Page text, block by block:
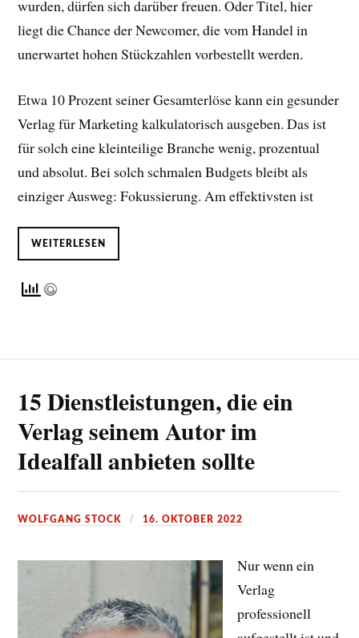
wurden, dürfen sich darüber freuen. Oder Titel, hier
liegt die Chance der Newcomer, die vom Handel in
unerwartet hohen Stückzahlen vorbestellt werden.
Etwa 10 Prozent seiner Gesamterlöse kann ein gesunder
Verlag für Marketing kalkulatorisch ausgeben. Das ist
für solch eine kleinteilige Branche wenig, prozentual
und absolut. Bei solch schmalen Budgets bleibt als
einziger Ausweg: Fokussierung. Am effektivsten ist
WEITERLESEN
15 Dienstleistungen, die ein
Verlag seinem Autor im
Idealfall anbieten sollte
WOLFGANG STOCK 16. OKTOBER 2022
Nur wenn ein
Verlag
professionell